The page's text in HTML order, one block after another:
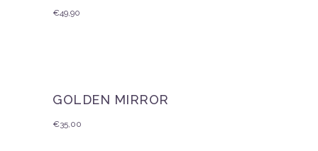
€49,90
GOLDEN MIRROR
€35,00